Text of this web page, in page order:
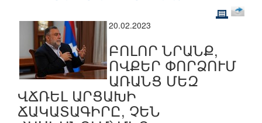
20.02.2023
ԲՈԼՈՐ ՆՐԱՆՔ,
ՈՎՔԵՐ ՓՈՐՁՈՒՄ
ԱՌԱՆՑ ՄԵԶ
ՎՃՌԵԼ ԱՐՑԱԽԻ
ՃԱԿԱՏԱԳԻՐԸ, ՉԵՆ